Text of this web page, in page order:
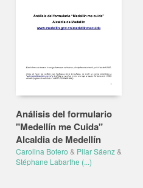
Análisis del formulario
"Medellín me Cuida"
Alcaldia de Medellín
Carolina Botero & Pilar Sáenz&
Stéphane Labarthe (...)